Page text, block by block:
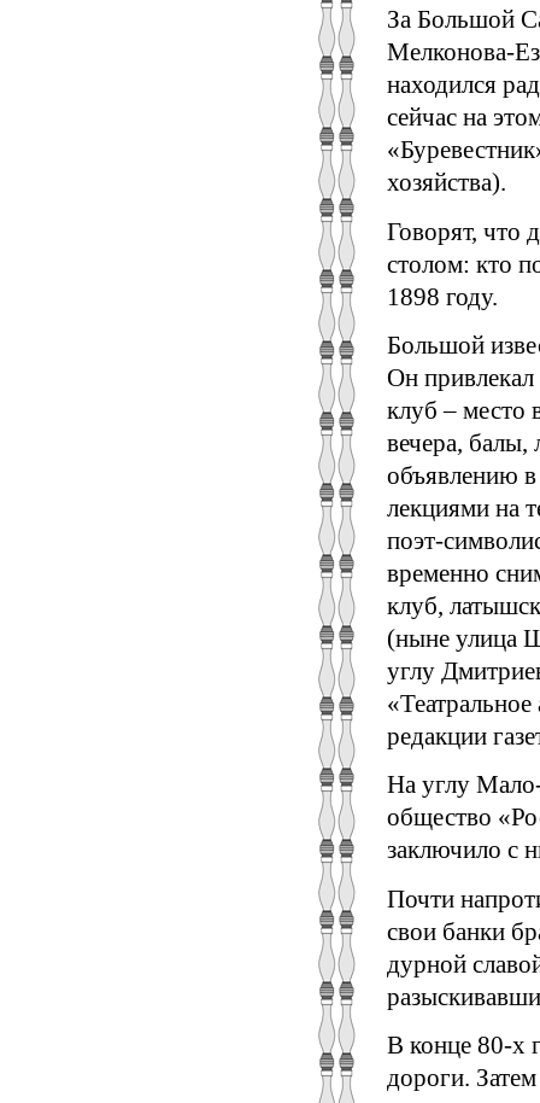
За Большой
Мелконова-
находился
сейчас на
хозяйства).
Говорят, что
столом: кто
1898 году.
Большой
Он привлекал
клуб – место
вечера, балы,
объявлению в
лекциями на
поэт-
временно
клуб,
(ныне улица
углу
«Театральное
редакции
На углу
общество
заключило с
Почти
свои банки
дурной
В конце 80-х
дороги.